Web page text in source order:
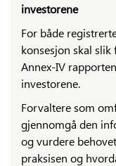
investorene
For både
konsesjon skal
Annex-IV
investorene.
Forvaltere som
gjennomgå den
og vurdere
praksisen og